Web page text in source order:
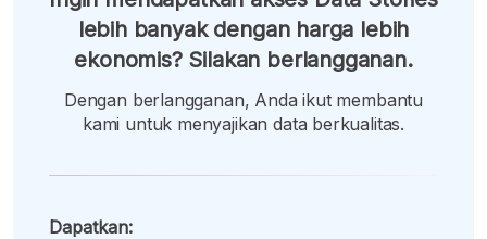
lebih banyak dengan harga lebih
ekonomis? Silakan berlangganan.
Dengan berlangganan, Anda ikut membantu
kami untuk menyajikan data berkualitas.
Dapatkan: